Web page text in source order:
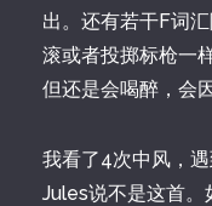
出。还有若干F词
滚或者投掷标枪一
但还是会喝醉，会
我看了4次中风，
Jules说不是这首。